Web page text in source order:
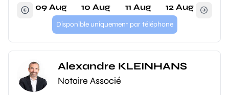
09 Aug
10 Aug
11 Aug
12 Aug
Disponible uniquement par téléphone
Alexandre KLEINHANS
Notaire Associé